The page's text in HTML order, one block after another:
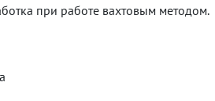
при работе вахтовым методом.